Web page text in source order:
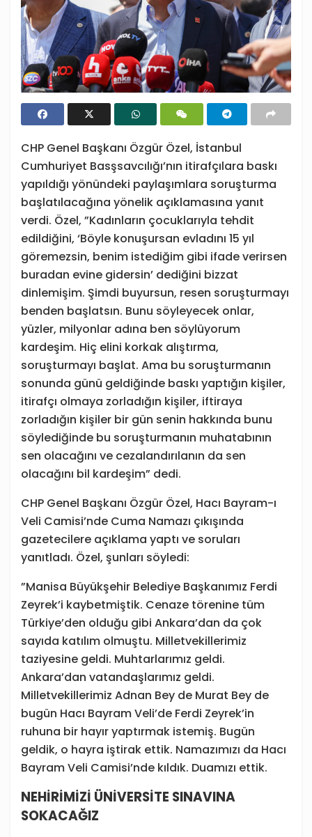
CHP Genel Başkanı Özgür Özel, İstanbul
Cumhuriyet Basşsavcılığı’nın itirafçılara baskı
yapıldığı yönündeki paylaşımlara soruşturma
başlatılacağına yönelik açıklamasına yanıt
verdi. Özel, ”Kadınların çocuklarıyla tehdit
edildiğini, ‘Böyle konuşursan evladını 15 yıl
göremezsin, benim istediğim gibi ifade verirsen
buradan evine gidersin’ dediğini bizzat
dinlemişim. Şimdi buyursun, resen soruşturmayı
benden başlatsın. Bunu söyleyecek onlar,
yüzler, milyonlar adına ben söylüyorum
kardeşim. Hiç elini korkak alıştırma,
soruşturmayı başlat. Ama bu soruşturmanın
sonunda günü geldiğinde baskı yaptığın kişiler,
itirafçı olmaya zorladığın kişiler, iftiraya
zorladığın kişiler bir gün senin hakkında bunu
söylediğinde bu soruşturmanın muhatabının
sen olacağını ve cezalandırılanın da sen
olacağını bil kardeşim” dedi.
CHP Genel Başkanı Özgür Özel, Hacı Bayram-ı
Veli Camisi’nde Cuma Namazı çıkışında
gazetecilere açıklama yaptı ve soruları
yanıtladı. Özel, şunları söyledi:
”Manisa Büyükşehir Belediye Başkanımız Ferdi
Zeyrek’i kaybetmiştik. Cenaze törenine tüm
Türkiye’den olduğu gibi Ankara’dan da çok
sayıda katılım olmuştu. Milletvekillerimiz
taziyesine geldi. Muhtarlarımız geldi.
Ankara’dan vatandaşlarımız geldi.
Milletvekillerimiz Adnan Bey de Murat Bey de
bugün Hacı Bayram Veli’de Ferdi Zeyrek’in
ruhuna bir hayır yaptırmak istemiş. Bugün
geldik, o hayra iştirak ettik. Namazımızı da Hacı
Bayram Veli Camisi’nde kıldık. Duamızı ettik.
NEHİRİMİZİ ÜNİVERSİTE SINAVINA
SOKACAĞIZ